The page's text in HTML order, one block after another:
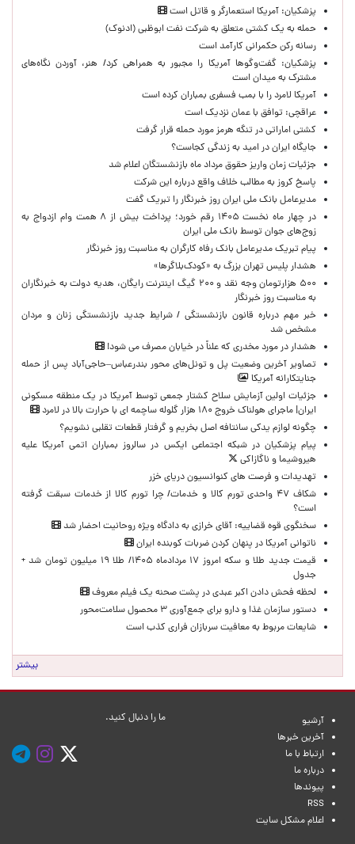
پزشکیان: آمریکا استعمارگر و قاتل است
حمله به یک کشتی متعلق به شرکت نفت ابوظبی (ادنوک)
رسانه رکن حکمرانی کارآمد است
پزشکیان: گفت‌وگوها آمریکا را مجبور به همراهی کرد/ هنر، آوردن نگاه‌های
مشترک به میدان است
آمریکا لامرد را با بمب فسفری بمباران کرده است
عراقچی: توافق با عمان نزدیک است
کشتی اماراتی در تنگه هرمز مورد حمله قرار گرفت
جایگاه ایران در امید به زندگی کجاست؟
جزئیات زمان واریز حقوق مرداد ماه بازنشستگان اعلام شد
پاسخ کروز به مطالب خلاف واقع درباره این شرکت
مدیرعامل بانک ملی ایران روز خبرنگار را تبریک گفت
در چهار ماه نخست ۱۴۰۵ رقم خورد؛ پرداخت بیش از ۸ همت وام ازدواج به
زوج‌های جوان توسط بانک ملی ایران
پیام تبریک مدیرعامل بانک رفاه کارگران به مناسبت روز خبرنگار
هشدار پلیس تهران بزرگ به «کودک‌بلاگرها»
۵۰۰ هزارتومان وجه نقد و ۲۰۰ گیگ اینترنت رایگان، هدیه دولت به خبرنگاران
به مناسبت روز خبرنگار
خبر مهم درباره قانون بازنشستگی / شرایط جدید بازنشستگی زنان و مردان
مشخص شد
هشدار در مورد مخدری که علناً در خیابان مصرف می شود!
تصاویر آخرین وضعیت پل و تونل‌های محور بندرعباس–حاجی‌آباد پس از حمله
جنایتکارانه آمریکا
جزئیات اولین آزمایش سلاح کشتار جمعی توسط آمریکا در یک منطقه مسکونی
ایران| ماجرای هولناک خروج ۱۸۰ هزار گلوله ساچمه ای با حرارت بالا در لامرد
چگونه لوازم یدکی سانتافه اصل بخریم و گرفتار قطعات تقلبی نشویم؟
پیام پزشکیان در شبکه اجتماعی ایکس در سالروز بمباران اتمی آمریکا علیه
هیروشیما و ناگازاکی
تهدیدات و فرصت های کنوانسیون دریای خزر
شکاف ۴۷ واحدی تورم کالا و خدمات/ چرا تورم کالا از خدمات سبقت گرفته
است؟
سخنگوی قوه قضاییه: آقای خرازی به دادگاه ویژه روحانیت احضار شد
ناتوانی آمریکا در پنهان کردن ضربات کوبنده ایران
قیمت جدید طلا و سکه امروز ۱۷ مردادماه ۱۴۰۵/ طلا ۱۹ میلیون تومان شد +
جدول
لحظه‌ فحش دادن اکبر عبدی در پشت صحنه یک فیلم معروف
دستور سازمان غذا و دارو برای جمع‌آوری ۳ محصول سلامت‌محور
شایعات مربوط به معافیت سربازان فراری کذب است
بیشتر
آرشیو
آخرین خبرها
ارتباط با ما
درباره ما
پیوندها
RSS
اعلام مشکل سایت
ما را دنبال کنید.